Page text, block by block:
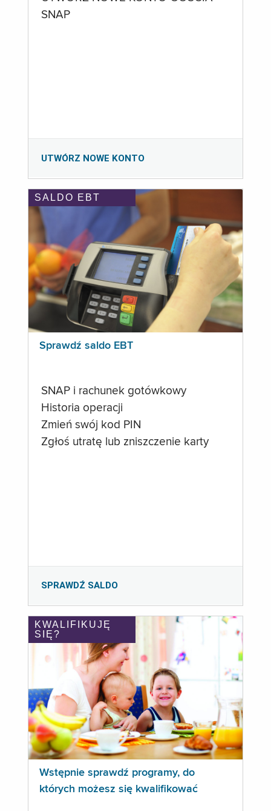
SNAP
UTWÓRZ NOWE KONTO
SALDO EBT
Sprawdź saldo EBT
SNAP i rachunek gotówkowy
Historia operacji
Zmień swój kod PIN
Zgłoś utratę lub zniszczenie karty
SPRAWDŹ SALDO
KWALIFIKUJĘ
SIĘ?
Wstępnie sprawdź programy, do
których możesz się kwalifikować